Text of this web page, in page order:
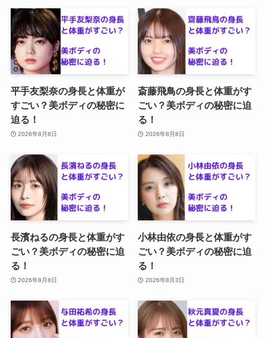
平手友梨奈の身長と体重が
すごい？美ボディの秘密に
迫る！
2026年8月8日
斎藤飛鳥の身長と体重がす
ごい？美ボディの秘密に迫
る！
2026年8月8日
長濱ねるの身長と体重がす
ごい？美ボディの秘密に迫
る！
2026年8月8日
小林由依の身長と体重がす
ごい？美ボディの秘密に迫
る！
2026年8月3日